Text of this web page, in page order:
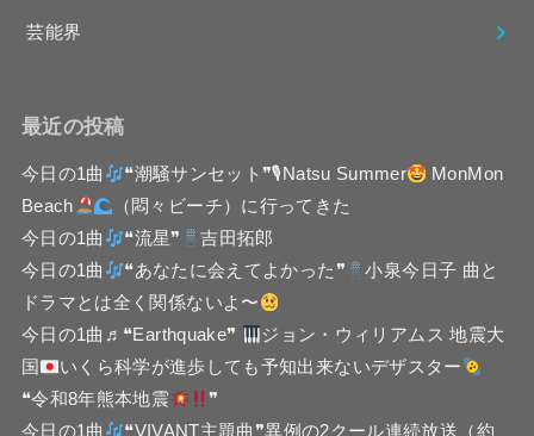
芸能界
最近の投稿
今日の1曲 ❝潮騒サンセット❞🎙Natsu Summer
MonMon
Beach
（悶々ビーチ）に行ってきた
今日の1曲
❝流星❞
吉田拓郎
今日の1曲
❝あなたに会えてよかった❞
小泉今日子 曲と
ドラマとは全く関係ないよ〜
今日の1曲♬❝Earthquake❞
ジョン・ウィリアムス 地震大
国
いくら科学が進歩しても予知出来ないデザスター
❝令和8年熊本地震
❞
今日の1曲
❝VIVANT主題曲❞異例の2クール連続放送（約